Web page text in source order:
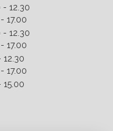
tot
- 12.30
tot
- 17.00
tot
- 12.30
tot
- 17.00
12.30
tot
- 17.00
15.00